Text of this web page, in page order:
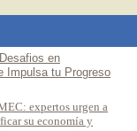
expertos urgen a
su economía y
en
Impulsa tu Progreso